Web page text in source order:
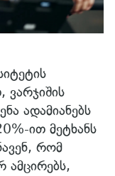
ვარჯიშის
ადამიანებს
ით მეტხანს
რომ
ამცირებს,